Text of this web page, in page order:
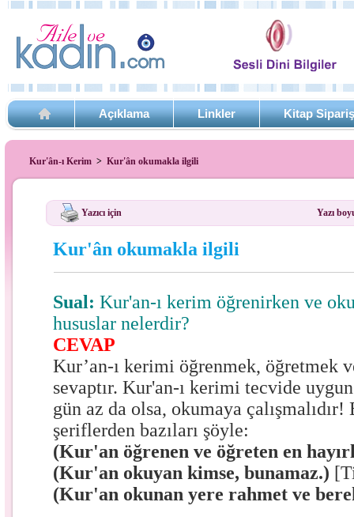
Açıklama Linkler Kitap
Kur'ân-ı Kerim > Kur'ân okumakla ilgili
Yazıcı için Yazı
Kur'ân okumakla ilgili
Sual: Kur'an-ı kerim öğrenirken ve
hususlar nelerdir?
CEVAP
Kur’an-ı kerimi öğrenmek, öğretmek
sevaptır. Kur'an-ı kerimi tecvide
gün az da olsa, okumaya
şeriflerden bazıları şöyle:
(Kur'an öğrenen ve öğreten en
(Kur'an okuyan kimse, bunamaz.)
(Kur'an okunan yere rahmet ve